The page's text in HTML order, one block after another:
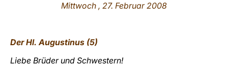
Mittwoch , 27. Februar 2008
Der Hl. Augustinus (5)
Liebe Brüder und Schwestern!